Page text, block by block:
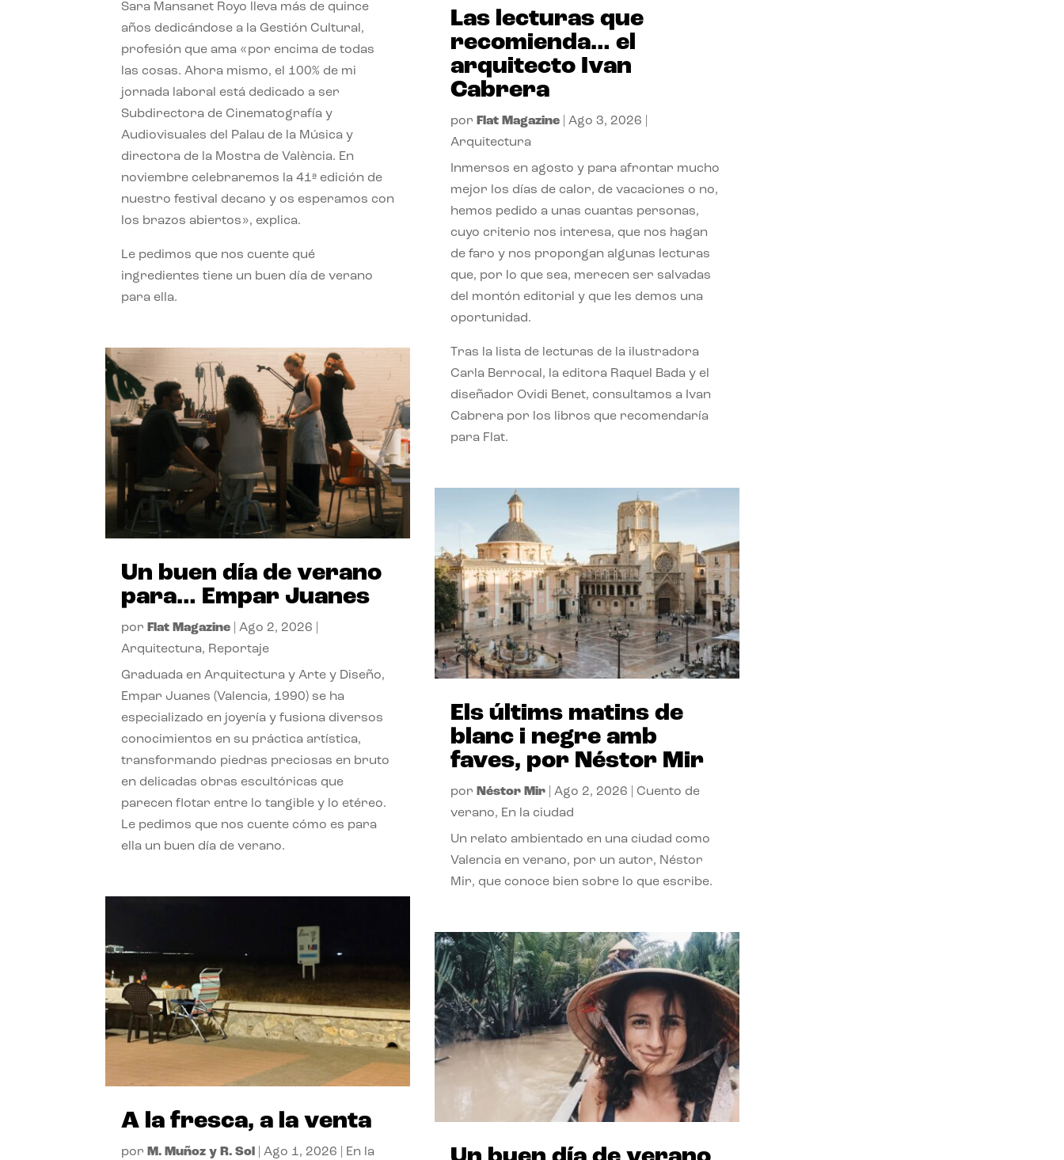
Sara Mansanet Royo lleva más de quince
años dedicándose a la Gestión Cultural,
profesión que ama «por encima de todas
las cosas. Ahora mismo, el 100% de mi
jornada laboral está dedicado a ser
Subdirectora de Cinematografía y
Audiovisuales del Palau de la Música y
directora de la Mostra de València. En
noviembre celebraremos la 41ª edición de
nuestro festival decano y os esperamos con
los brazos abiertos», explica.
Le pedimos que nos cuente qué
ingredientes tiene un buen día de verano
para ella.
Un buen día de verano
para… Empar Juanes
por Flat Magazine |Ago 2, 2026
Arquitectura, Reportaje
Graduada en Arquitectura y Arte y Diseño,
Empar Juanes (Valencia, 1990) se ha
especializado en joyería y fusiona diversos
conocimientos en su práctica artística,
transformando piedras preciosas en bruto
en delicadas obras escultóricas que
parecen flotar entre lo tangible y lo etéreo.
Le pedimos que nos cuente cómo es para
ella un buen día de verano.
A la fresca, a la venta
por M. Muñoz y R. Sol |Ago 1, 2026 En la
Las lecturas que
recomienda… el
arquitecto Ivan
Cabrera
por Flat Magazine| Ago 3, 2026
Arquitectura
Inmersos en agosto y para afrontar mucho
mejor los días de calor, de vacaciones o no,
hemos pedido a unas cuantas personas,
cuyo criterio nos interesa, que nos hagan
de faro y nos propongan algunas lecturas
que, por lo que sea, merecen ser salvadas
del montón editorial y que les demos una
oportunidad.
Tras la lista de lecturas de la ilustradora
Carla Berrocal, la editora Raquel Bada y el
diseñador Ovidi Benet, consultamos a Ivan
Cabrera por los libros que recomendaría
para Flat.
Els últims matins de
blanc i negre amb
faves, por Néstor Mir
por Néstor Mir| Ago 2, 2026
Cuento de
verano, En la ciudad
Un relato ambientado en una ciudad como
Valencia en verano, por un autor, Néstor
Mir, que conoce bien sobre lo que escribe.